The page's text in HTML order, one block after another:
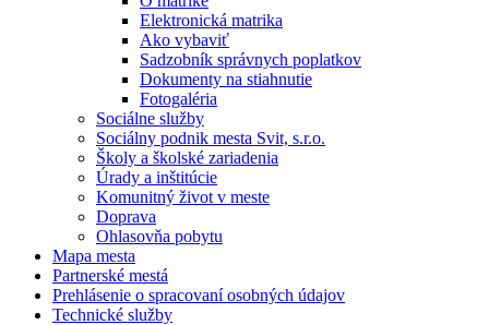
Elektronická matrika
Ako vybaviť
Sadzobník správnych poplatkov
Dokumenty na stiahnutie
Fotogaléria
Sociálne služby
Sociálny podnik mesta Svit, s.r.o.
Školy a školské zariadenia
Úrady a inštitúcie
Komunitný život v meste
Doprava
Ohlasovňa pobytu
Mapa mesta
Partnerské mestá
Prehlásenie o spracovaní osobných údajov
Technické služby